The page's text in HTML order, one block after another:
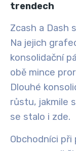
trendech
Zcash a Dash
Na jejich
konsolidační
obě mince
Dlouhé
růstu, jakmile
se stalo i zde.
Obchodníci